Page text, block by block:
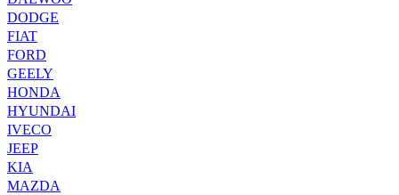
DODGE
FIAT
FORD
GEELY
HONDA
HYUNDAI
IVECO
JEEP
KIA
MAZDA